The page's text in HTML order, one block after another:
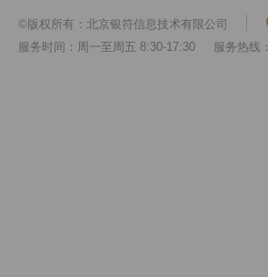
©版权所有：北京银符信息技术有限公司
服务时间：周一至周五 8:30-17:30 服务热线：